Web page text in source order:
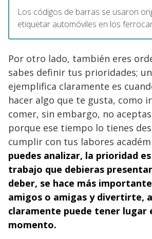
Los códigos de barras se usaron
etiquetar automóviles en los
Por otro lado, también eres
sabes definir tus prioridades;
ejemplifica claramente es
hacer algo que te gusta, como
comer, sin embargo, no
porque ese tiempo lo tienes
cumplir con tus labores
puedes analizar, la prioridad
trabajo que debieras
deber, se hace más
amigos o amigas y divertirte,
claramente puede tener lugar
momento.